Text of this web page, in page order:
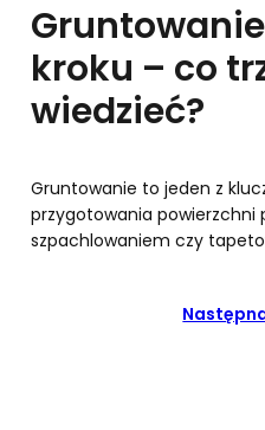
kroku – co
wiedzieć?
Gruntowanie to jeden z
przygotowania powierzchni
szpachlowaniem czy